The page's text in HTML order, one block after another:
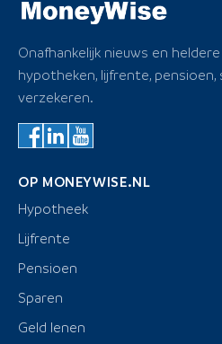
Onafhankelijk nieuws en
hypotheken, lijfrente, pensioen,
verzekeren.
OP MONEYWISE.NL
Hypotheek
Lijfrente
Pensioen
Sparen
Geld lenen